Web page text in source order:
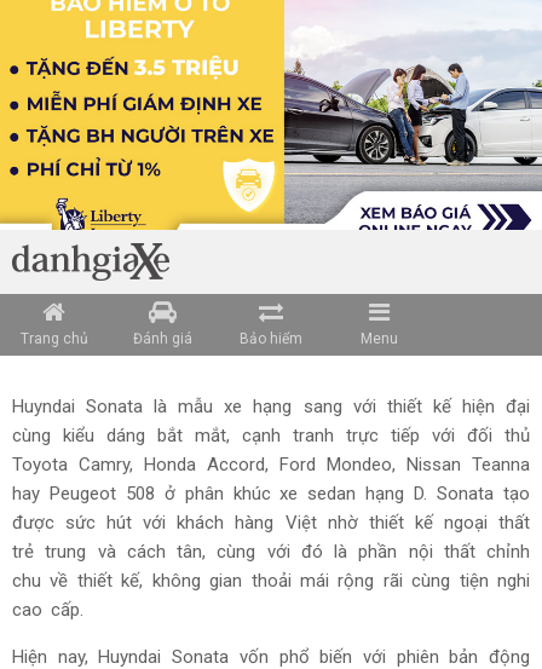
Trang chủ Đánh giá Bảo hiểm Menu
Huyndai Sonata là mẫu xe hạng sang với thiết kế hiện đại
cùng kiểu dáng bắt mắt, cạnh tranh trực tiếp với đối thủ
Toyota Camry, Honda Accord, Ford Mondeo, Nissan Teanna
hay Peugeot 508 ở phân khúc xe sedan hạng D. Sonata tạo
được sức hút với khách hàng Việt nhờ thiết kế ngoại thất
trẻ trung và cách tân, cùng với đó là phần nội thất chỉnh
chu về thiết kế, không gian thoải mái rộng rãi cùng tiện nghi
cao cấp.
Hiện nay, Huyndai Sonata vốn phổ biến với phiên bản động